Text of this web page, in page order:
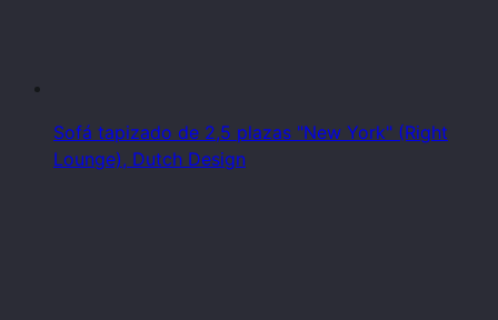
Sofá tapizado de 2,5 plazas "New York" (Right
Lounge), Dutch Design